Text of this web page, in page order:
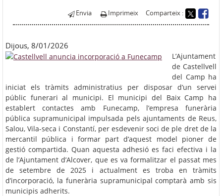
Envia Imprimeix Comparteix :
Dijous, 8/01/2026
L’Ajuntament
de Castellvell
del Camp ha
iniciat els tràmits administratius per disposar d’un servei
públic funerari al municipi. El municipi del Baix Camp ha
establert contactes amb Funecamp, l’empresa funerària
pública supramunicipal impulsada pels ajuntaments de Reus,
Salou, Vila-seca i Constantí, per esdevenir soci de ple dret de la
mercantil pública i formar part d’aquest model pioner de
gestió compartida. Quan aquesta adhesió es faci efectiva i la
de l’Ajuntament d’Alcover, que es va formalitzar el passat mes
de setembre de 2025 i actualment es troba en tràmits
d’incorporació, la funerària supramunicipal comptarà amb sis
municipis adherits.